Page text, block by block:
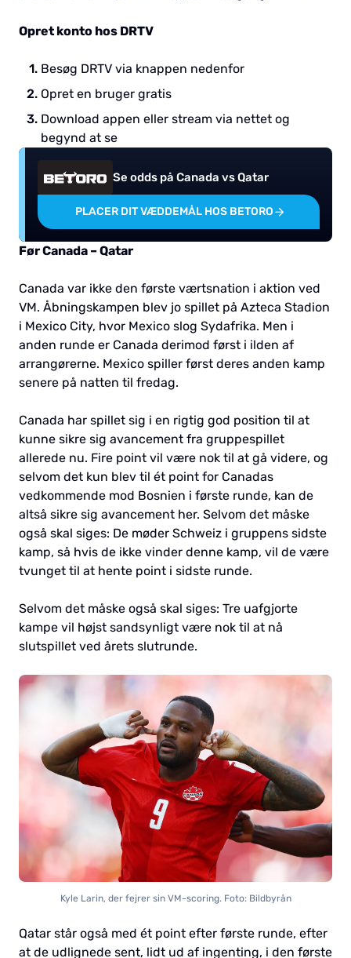
Opret konto hos DRTV
Besøg DRTV via knappen nedenfor
Opret en bruger gratis
Download appen eller stream via nettet og
begynd at se
Se odds på Canada vs Qatar
PLACER DIT VÆDDEMÅL HOS BETORO
Før Canada – Qatar
Canada var ikke den første værtsnation i aktion ved
VM. Åbningskampen blev jo spillet på Azteca Stadion
i Mexico City, hvor Mexico slog Sydafrika. Men i
anden runde er Canada derimod først i ilden af
arrangørerne. Mexico spiller først deres anden kamp
senere på natten til fredag.
Canada har spillet sig i en rigtig god position til at
kunne sikre sig avancement fra gruppespillet
allerede nu. Fire point vil være nok til at gå videre, og
selvom det kun blev til ét point for Canadas
vedkommende mod Bosnien i første runde, kan de
altså sikre sig avancement her. Selvom det måske
også skal siges: De møder Schweiz i gruppens sidste
kamp, så hvis de ikke vinder denne kamp, vil de være
tvunget til at hente point i sidste runde.
Selvom det måske også skal siges: Tre uafgjorte
kampe vil højst sandsynligt være nok til at nå
slutspillet ved årets slutrunde.
Kyle Larin, der fejrer sin VM-scoring. Foto: Bildbyrån
Qatar står også med ét point efter første runde, efter
at de udlignede sent, lidt ud af ingenting, i den første